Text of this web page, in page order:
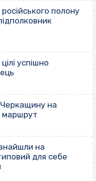
полону
успішно
Черкащину на
маршрут
на
для себе